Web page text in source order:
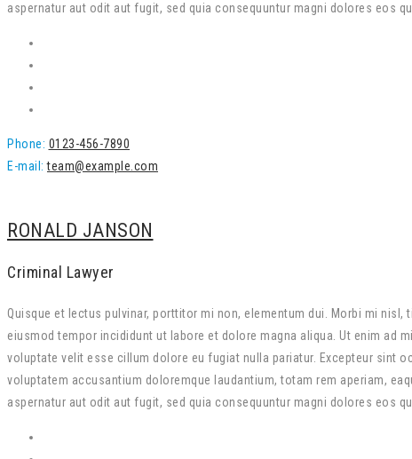
aspernatur aut odit aut fugit, sed quia consequuntur magni dolores eos
Phone: 0123-456-7890
E-mail: team@example.com
RONALD JANSON
Criminal Lawyer
Quisque et lectus pulvinar, porttitor mi non, elementum dui. Morbi mi
eiusmod tempor incididunt ut labore et dolore magna aliqua. Ut enim ad
voluptate velit esse cillum dolore eu fugiat nulla pariatur. Excepteur sint
voluptatem accusantium doloremque laudantium, totam rem aperiam,
aspernatur aut odit aut fugit, sed quia consequuntur magni dolores eos